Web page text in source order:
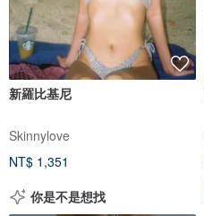
新羅比基尼
Skinnylove
NT$ 1,351
你是不是想找